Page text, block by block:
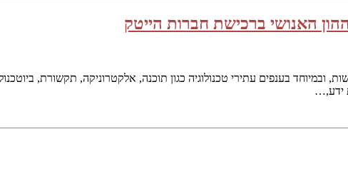
האנושי ברכישת חברות הייטק
ובמיוחד בענפים עתירי טכנולוגיה כגון תוכנה, אלקטרוניקה, תקשורת,
ידע,…